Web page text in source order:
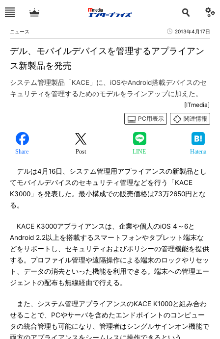
ニュース 2013年4月17日
デル、モバイルデバイスを管理するアプライアン
ス新製品を発売
システム管理製品「KACE」に、iOSやAndroid搭載デバイスのセ
キュリティを管理するためのモデルをラインアップに加えた。
[ITmedia]
PC用表示
関連情報
Share Post LINE Hatena
デルは4月16日、システム管理用アプライアンスの新製品とし
てモバイルデバイスのセキュリティ管理などを行う「KACE
K3000」を発表した。最小構成での販売価格は73万2650円とな
る。
KACE K3000アプライアンスは、企業や個人のiOS 4～6と
Android 2.2以上を搭載するスマートフォンやタブレット端末な
どをサポートし、セキュリティおよびポリシーの管理機能を提供
する。プロファイル管理や遠隔操作による端末のロックやリセッ
ト、データの消去といった機能を利用できる。端末への管理エー
ジェントの配布も無線経由で行える。
また、システム管理アプライアンスのKACE K1000と組み合わ
せることで、PCやサーバを含めたエンドポイントのコンピュー
タの統合管理も可能になり、管理者はシングルサインオン機能で